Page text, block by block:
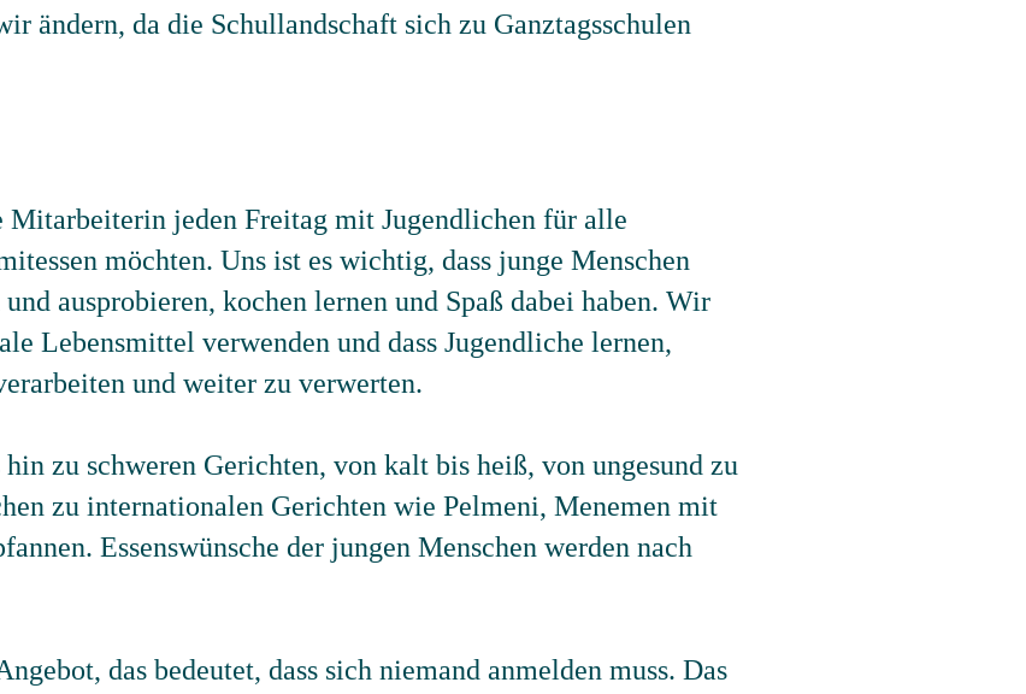
ändern, da die Schullandschaft sich zu Ganztagsschulen
Mitarbeiterin jeden Freitag mit Jugendlichen für alle
möchten. Uns ist es wichtig, dass junge Menschen
ausprobieren, kochen lernen und Spaß dabei haben. Wir
Lebensmittel verwenden und dass Jugendliche lernen,
und weiter zu verwerten.
zu schweren Gerichten, von kalt bis heiß, von ungesund zu
zu internationalen Gerichten wie Pelmeni, Menemen mit
Essenswünsche der jungen Menschen werden nach
das bedeutet, dass sich niemand anmelden muss. Das